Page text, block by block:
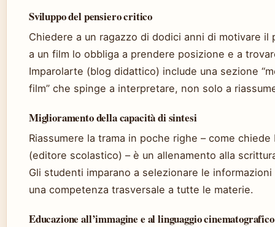
Sviluppo del pensiero critico
Chiedere a un ragazzo di dodici anni di motivare il
a un film lo obbliga a prendere posizione e a
Imparolarte (blog didattico) include una sezione
film” che spinge a interpretare, non solo a
Miglioramento della capacità di sintesi
Riassumere la trama in poche righe – come chiede
(editore scolastico) – è un allenamento alla
Gli studenti imparano a selezionare le
una competenza trasversale a tutte le materie.
Educazione all’immagine e al linguaggio cinematografico